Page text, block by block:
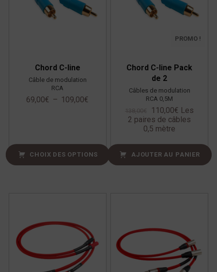
Chord C-line
Câble de modulation
RCA
69,00€ – 109,00€
CHOIX DES OPTIONS
Chord C-line Pack
de 2
Câbles de modulation
RCA 0,5M
PROMO !
110,00€ Les
2 paires de câbles
0,5 mètre
AJOUTER AU PANIER